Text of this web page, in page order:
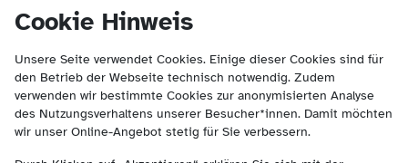
Cookie Hinweis
Unsere Seite verwendet Cookies. Einige dieser Cookies sind für
den Betrieb der Webseite technisch notwendig. Zudem
verwenden wir bestimmte Cookies zur anonymisierten Analyse
des Nutzungsverhaltens unserer Besucher*innen. Damit möchten
wir unser Online-Angebot stetig für Sie verbessern.
springen
(Kontakt und Suche) springen.